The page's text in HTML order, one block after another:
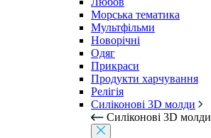
Морська тематика
Мультфільми
Новорічні
Одяг
Прикраси
Продукти харчування
Релігія
Силіконові 3D молди
Силіконові 3D молди